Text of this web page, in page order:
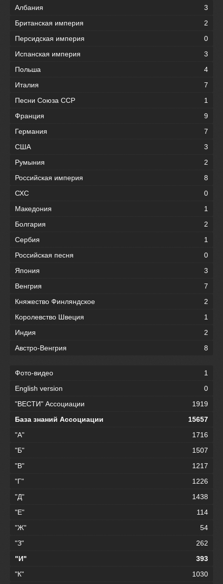
Албания
3
Британская империя
2
Персидская империя
0
Испанская империя
3
Польша
4
Италия
7
Песни Союза ССР
1
Франция
9
Германия
7
США
3
Румыния
2
Российская империя
8
СХС
0
Македония
1
Болгария
2
Сербия
1
Российская песня
0
Япония
3
Венгрия
7
Княжество Финляндское
2
Королевство Швеция
1
Индия
2
Австро-Венгрия
8
Фото-видео
1
English version
0
"ВЕСТИ" Ассоциации
1919
База знаний Ассоциации
15657
"А"
1716
"Б"
1507
"В"
1217
"Г"
1226
"Д"
1438
"Е"
114
"Ж"
54
"З"
262
"И"
393
"К"
1030